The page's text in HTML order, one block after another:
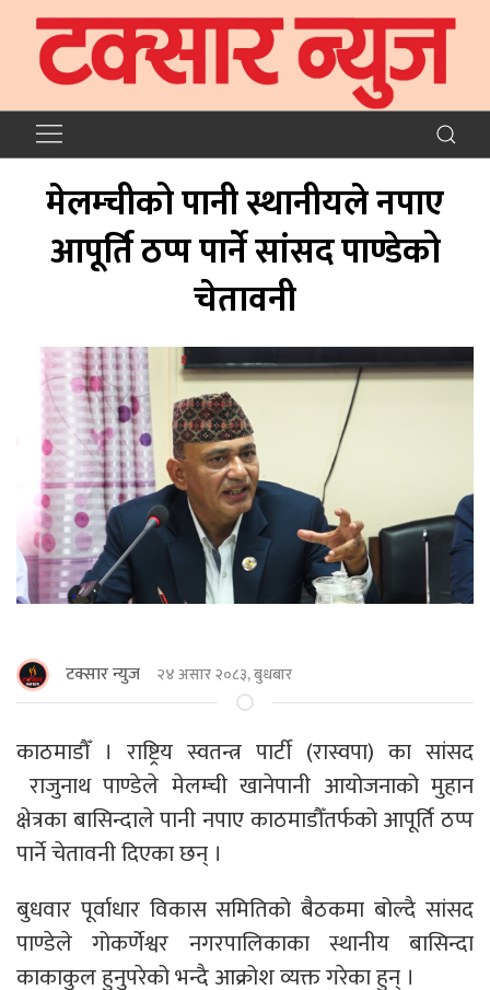
मेलम्चीको पानी स्थानीयले नपाए
आपूर्ति ठप्प पार्ने सांसद पाण्डेको
चेतावनी
टक्सार न्युज २४ असार २०८३, बुधबार
काठमाडाैँ । राष्ट्रिय स्वतन्त्र पार्टी (रास्वपा) का सांसद
राजुनाथ पाण्डेले मेलम्ची खानेपानी आयोजनाको मुहान
क्षेत्रका बासिन्दाले पानी नपाए काठमाडौँतर्फको आपूर्ति ठप्प
पार्ने चेतावनी दिएका छन् ।
बुधवार पूर्वाधार विकास समितिको बैठकमा बोल्दै सांसद
पाण्डेले गोकर्णेश्वर नगरपालिकाका स्थानीय बासिन्दा
काकाकुल हुनुपरेको भन्दै आक्रोश व्यक्त गरेका हुन् ।